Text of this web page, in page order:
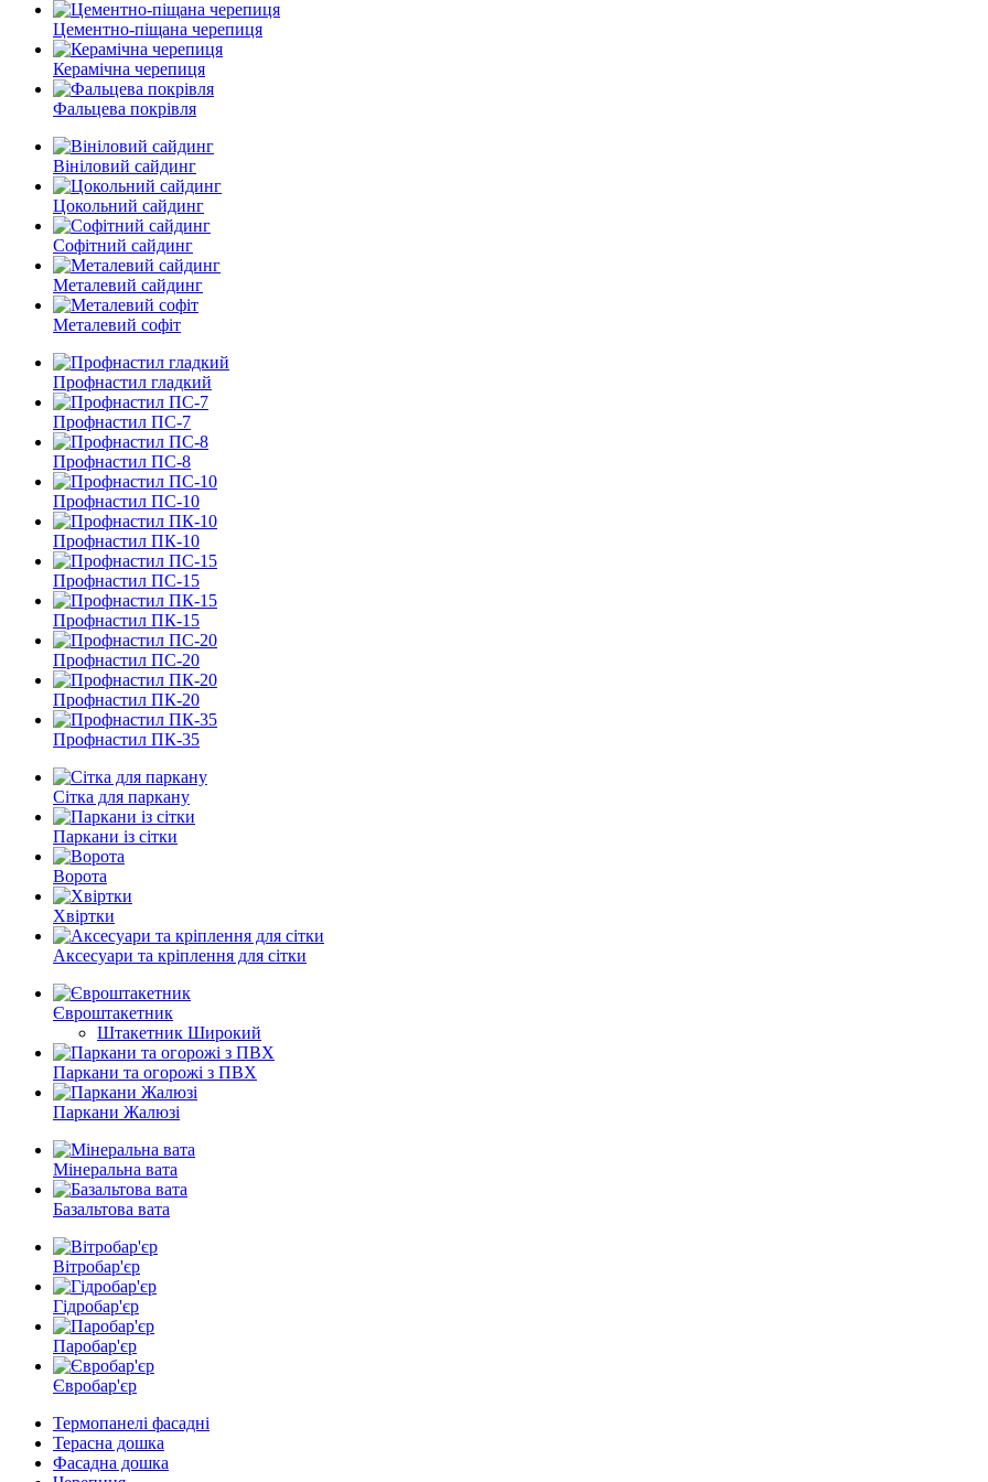
Цементно-піщана черепиця
Керамічна черепиця
Фальцева покрівля
Вініловий сайдинг
Цокольний сайдинг
Софітний сайдинг
Металевий сайдинг
Металевий софіт
Профнастил гладкий
Профнастил ПС-7
Профнастил ПС-8
Профнастил ПС-10
Профнастил ПК-10
Профнастил ПС-15
Профнастил ПК-15
Профнастил ПС-20
Профнастил ПК-20
Профнастил ПК-35
Сітка для паркану
Паркани із сітки
Ворота
Хвіртки
Аксесуари та кріплення для сітки
Євроштакетник
Штакетник Широкий
Паркани та огорожі з ПВХ
Паркани Жалюзі
Мінеральна вата
Базальтова вата
Вітробар'єр
Гідробар'єр
Паробар'єр
Євробар'єр
Термопанелі фасадні
Терасна дошка
Фасадна дошка